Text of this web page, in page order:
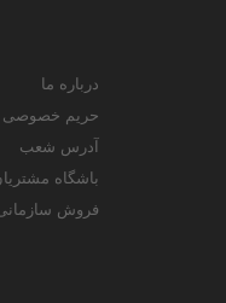
درباره ما
حریم خصوصی
آدرس شعب
باشگاه
فروش